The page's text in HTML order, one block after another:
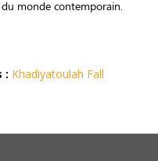
monde contemporain.
: Khadiyatoulah Fall